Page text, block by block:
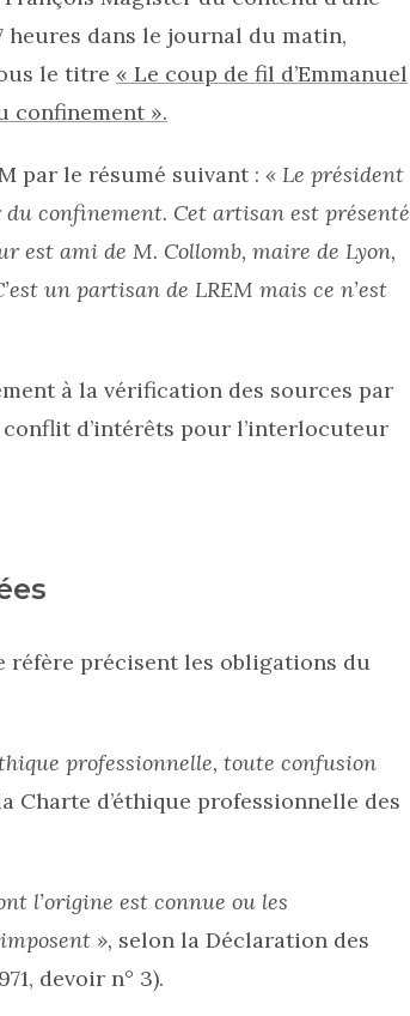
heures dans le journal du matin,
le titre « Le coup de fil d’Emmanuel
confinement ».
par le résumé suivant : « Le président
confinement. Cet artisan est présenté
est ami de M. Collomb, maire de Lyon,
un partisan de LREM mais ce n’est
à la vérification des sources par
d’intérêts pour l’interlocuteur
réfère précisent les obligations du
professionnelle, toute confusion
Charte d’éthique professionnelle des
l’origine est connue ou les
», selon la Déclaration des
devoir n° 3).